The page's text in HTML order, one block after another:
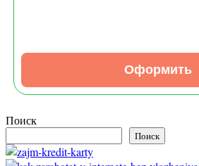
Оформить
Поиск
Поиск